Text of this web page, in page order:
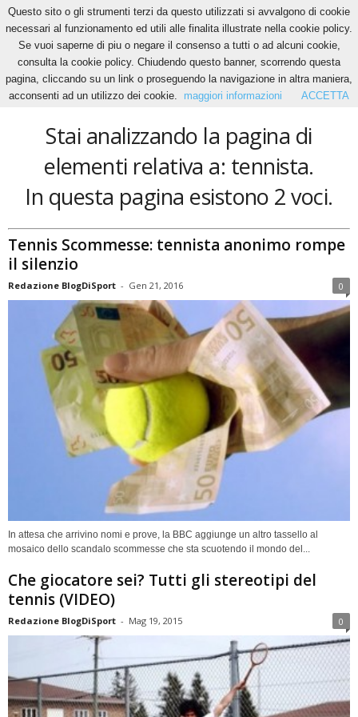
Home Tags Tennista
tennista
Stai analizzando la pagina di
elementi relativa a: tennista.
In questa pagina esistono 2 voci.
Tennis Scommesse: tennista anonimo rompe
il silenzio
Redazione BlogDiSport - Gen 21, 2016 0
In attesa che arrivino nomi e prove, la BBC aggiunge un altro tassello al
mosaico dello scandalo scommesse che sta scuotendo il mondo del...
Che giocatore sei? Tutti gli stereotipi del
tennis (VIDEO)
Redazione BlogDiSport - Mag 19, 2015 0
Questo sito o gli strumenti terzi da questo utilizzati si avvalgono di cookie
necessari al funzionamento ed utili alle finalita illustrate nella cookie policy.
Se vuoi saperne di piu o negare il consenso a tutti o ad alcuni cookie,
consulta la cookie policy. Chiudendo questo banner, scorrendo questa
pagina, cliccando su un link o proseguendo la navigazione in altra maniera,
acconsenti ad un utilizzo dei cookie.
maggiori informazioni ACCETTA